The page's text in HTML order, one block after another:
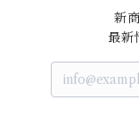
新
最新